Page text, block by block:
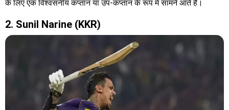
के लिए एक विश्वसनीय कप्तान या उप-कप्तान के रूप में सामने आते हैं।
2. Sunil Narine (KKR)